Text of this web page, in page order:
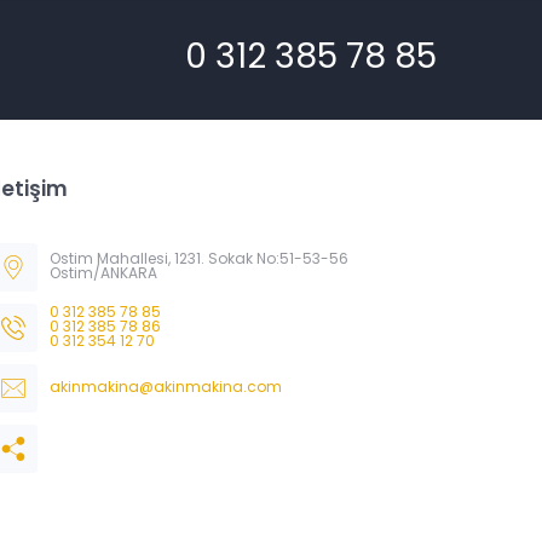
0 312 385 78 85
İletişim
Ostim Mahallesi, 1231. Sokak No:51-53-56
Ostim/ANKARA
0 312 385 78 85
0 312 385 78 86
0 312 354 12 70
akinmakina@akinmakina.com